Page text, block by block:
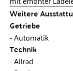
Weitere
Getriebe
Automatik
Technik
Allrad